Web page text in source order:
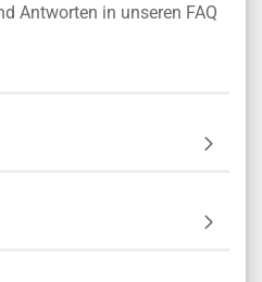
Antworten in unseren FAQ